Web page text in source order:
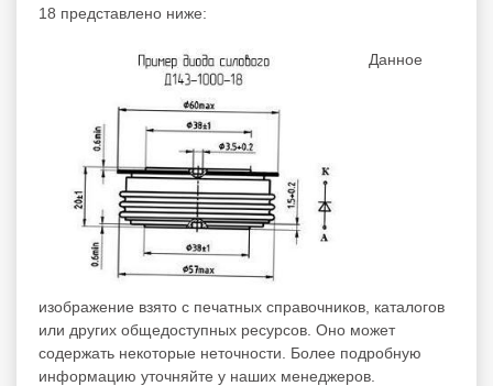
18 представлено ниже:
Данное
изображение взято с печатных справочников, каталогов
или других общедоступных ресурсов. Оно может
содержать некоторые неточности. Более подробную
информацию уточняйте у наших менеджеров.